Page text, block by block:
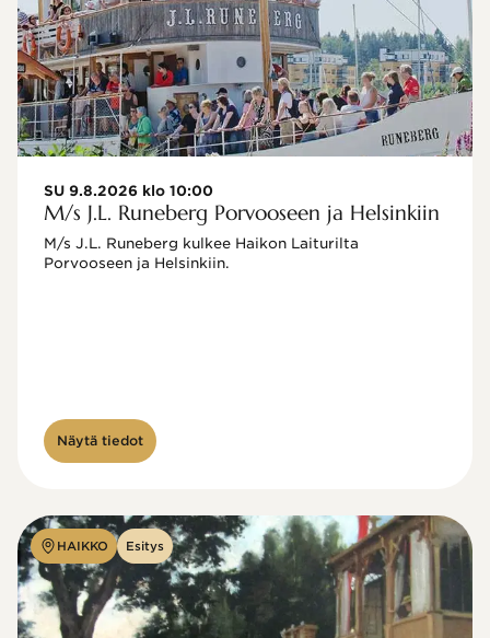
SU 9.8.2026 klo 10:00
M/s J.L. Runeberg Porvooseen ja Helsinkiin
M/s J.L. Runeberg kulkee Haikon Laiturilta
Porvooseen ja Helsinkiin.
Näytä tiedot
HAIKKO Esitys